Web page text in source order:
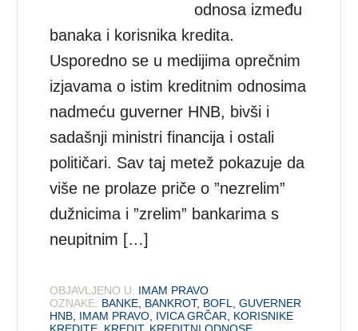
odnosa između
banaka i korisnika kredita.
Usporedno se u medijima oprečnim
izjavama o istim kreditnim odnosima
nadmeću guverner HNB, bivši i
sadašnji ministri financija i ostali
političari. Sav taj metež pokazuje da
više ne prolaze priče o ”nezrelim”
dužnicima i ”zrelim” bankarima s
neupitnim […]
OBJAVLJENO U: IMAM PRAVO
OZNAKE: BANKE BANKROT, BOFL ,GUVERNER
HNB IMAM PRAVO IVICA GRČAR
KORISNIKE